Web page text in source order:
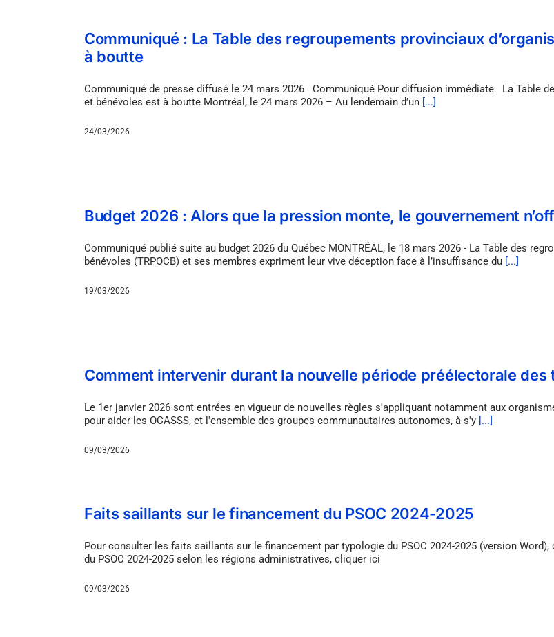
Communiqué : La Table des regroupements provinciaux
à boutte
Communiqué de presse diffusé le 24 mars 2026 Communiqué Pour diffusion immédiate La Table
et bénévoles est à boutte Montréal, le 24 mars 2026 – Au lendemain d’un [...]
24/03/2026
Budget 2026 : Alors que la pression monte, le gouvernement
Communiqué publié suite au budget 2026 du Québec MONTRÉAL, le 18 mars 2026 - La Table des
bénévoles (TRPOCB) et ses membres expriment leur vive déception face à l’insuffisance du [...]
19/03/2026
Comment intervenir durant la nouvelle période préélectorale des
Le 1er janvier 2026 sont entrées en vigueur de nouvelles règles s'appliquant notamment aux
pour aider les OCASSS, et l'ensemble des groupes communautaires autonomes, à s'y [...]
09/03/2026
Faits saillants sur le financement du PSOC 2024-2025
Pour consulter les faits saillants sur le financement par typologie du PSOC 2024-2025 (version
du PSOC 2024-2025 selon les régions administratives, cliquer ici
09/03/2026